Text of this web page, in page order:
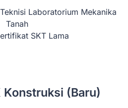
SKT Lama
Konstruksi (Baru)